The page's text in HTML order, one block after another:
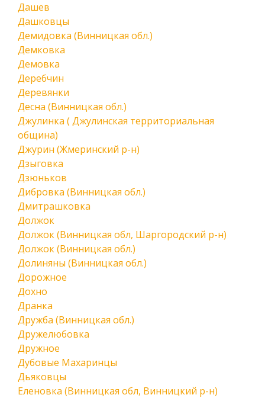
Дашев
Дашковцы
Демидовка (Винницкая обл.)
Демковка
Демовка
Деребчин
Деревянки
Десна (Винницкая обл.)
Джулинка ( Джулинская территориальная
община)
Джурин (Жмеринский р-н)
Дзыговка
Дзюньков
Дибровка (Винницкая обл.)
Дмитрашковка
Должок
Должок (Винницкая обл, Шаргородский р-н)
Должок (Винницкая обл.)
Долиняны (Винницкая обл.)
Дорожное
Дохно
Дранка
Дружба (Винницкая обл.)
Дружелюбовка
Дружное
Дубовые Махаринцы
Дьяковцы
Еленовка (Винницкая обл, Винницкий р-н)